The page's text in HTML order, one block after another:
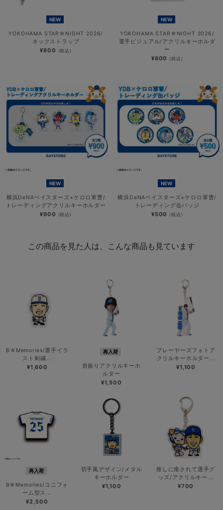
NEW
YOKOHAMA STAR☆NIGHT 2026/
ネックストラップ
¥800 (税込)
NEW
YOKOHAMA STAR☆NIGHT 2026/
選手ビジュアル/アクリルキーホルダ
ー
¥800 (税込)
NEW
横浜DeNAベイスターズ×ケロロ軍曹/
トレーディングアクリルキーホルダー
¥900 (税込)
NEW
横浜DeNAベイスターズ×ケロロ軍曹/
トレーディング缶バッジ
¥500 (税込)
この商品を見た人は、こんな商品も見ています
B☆Memories/選手イラ
スト刺繍...
¥1,600
再入荷
首振りアクリルキーホ
ルダー
¥1,500
プレーヤーズフォトア
クリルキーホルダー...
¥1,100
再入荷
B☆Memories/ユニフォ
ーム型ス...
¥2,500
切手風デザイン/メタル
キーホルダー
¥1,100
推しに推されて選手グ
ッズ/アクリルキー...
¥700